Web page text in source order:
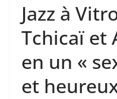
Jazz à
Tchicaï et
en un «
et